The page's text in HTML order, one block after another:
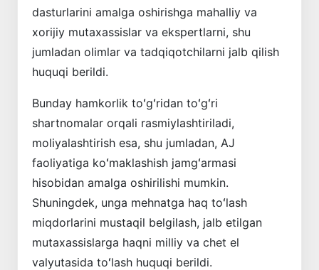
dasturlarini amalga oshirishga mahalliy va
xorijiy mutaxassislar va ekspertlarni, shu
jumladan olimlar va tadqiqotchilarni jalb qilish
huquqi berildi.
Bunday hamkorlik toʻgʻridan toʻgʻri
shartnomalar orqali rasmiylashtiriladi,
moliyalashtirish esa, shu jumladan, AJ
faoliyatiga koʻmaklashish jamgʻarmasi
hisobidan amalga oshirilishi mumkin.
Shuningdek, unga mehnatga haq toʻlash
miqdorlarini mustaqil belgilash, jalb etilgan
mutaxassislarga haqni milliy va chet el
valyutasida toʻlash huquqi berildi.